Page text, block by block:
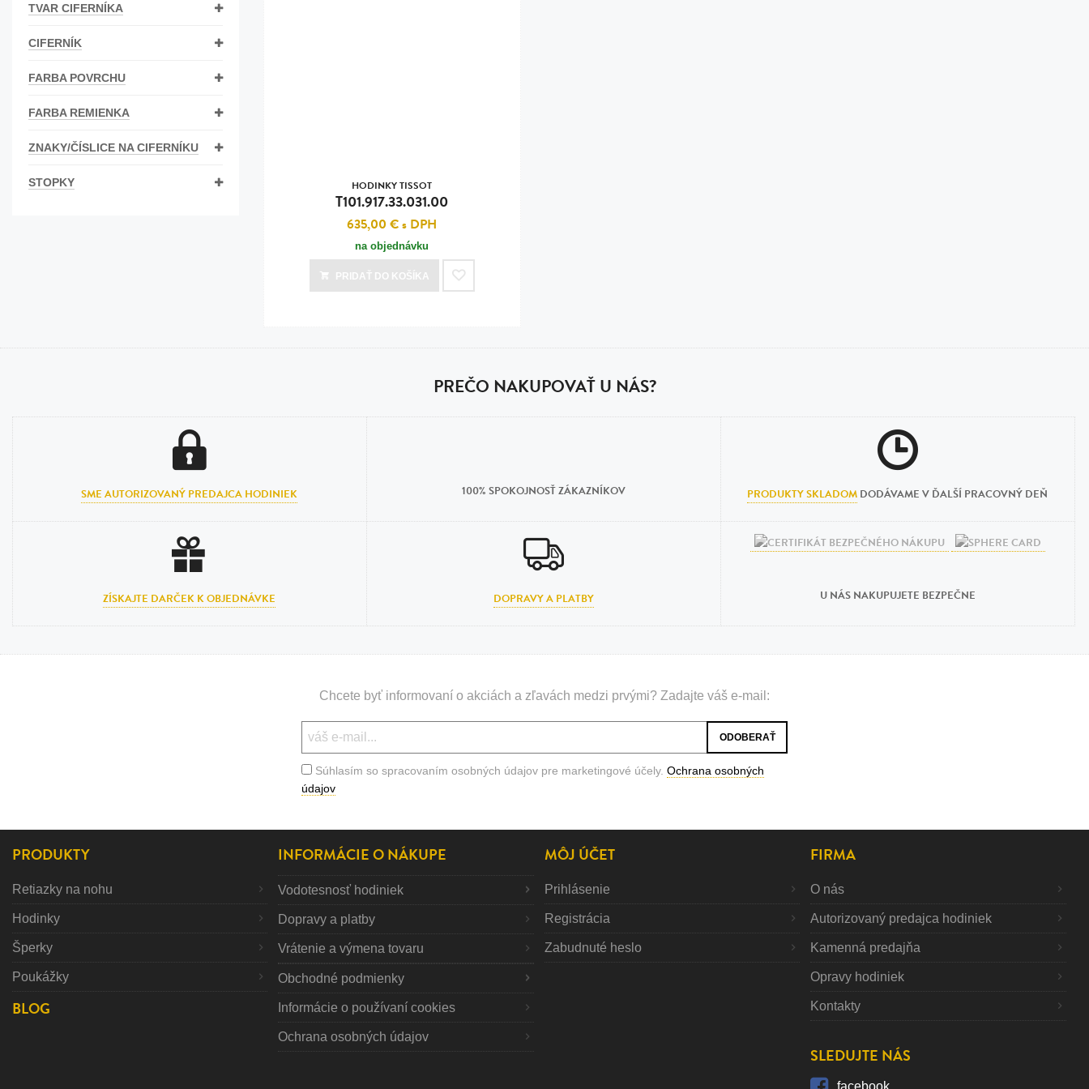
TVAR CIFERNÍKA
CIFERNÍK
FARBA POVRCHU
FARBA REMIENKA
ZNAKY/ČÍSLICE NA CIFERNÍKU
STOPKY HODINKY TISSOT
T101.917.33.031.00
635,00 €s DPH
na objednávku
PRIDAŤDO KOŠÍKA
PREČO NAKUPOVAŤ U NÁS?
SME AUTORIZOVANÝ PREDAJCA HODINIEK 100% SPOKOJNOSŤ ZÁKAZNÍKOV PRODUKTY SKLADOM DODÁVAME V ĎALŠÍ PRACOVNÝ DEŇ
ZÍSKAJTE DARČEK K OBJEDNÁVKE DOPRAVY A PLATBY U NÁS NAKUPUJETE BEZPEČNE
Chcete byť informovaní o akciách a zľavách medzi prvými? Zadajte váš e-mail:
Súhlasím so spracovaním osobných údajov pre marketingové účely. Ochrana osobných
údajov
PRODUKTY
Retiazky na nohu
Hodinky
Šperky
Poukážky
BLOG
INFORMÁCIE O NÁKUPE
Vodotesnosť hodiniek
Dopravy a platby
Vrátenie a výmena tovaru
Obchodné podmienky
Informácie o používaní cookies
Ochrana osobných údajov
MÔJ ÚČET
Prihlásenie
Registrácia
Zabudnuté heslo
FIRMA
O nás
Autorizovaný predajca hodiniek
Kamenná predajňa
Opravy hodiniek
Kontakty
SLEDUJTE NÁS
facebook